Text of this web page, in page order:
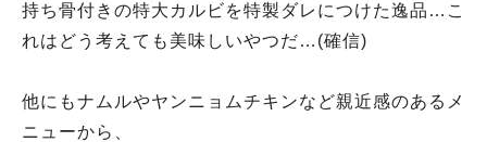
持ち骨付きの特大カルビを特製ダレにつけた逸品…こ
れはどう考えても美味しいやつだ…(確信)
他にもナムルやヤンニョムチキンなど親近感のあるメ
ニューから、